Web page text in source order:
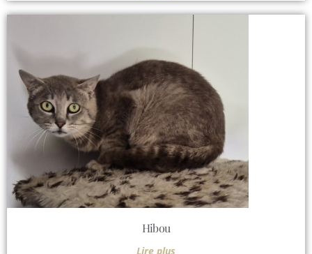
Hibou
Lire plus